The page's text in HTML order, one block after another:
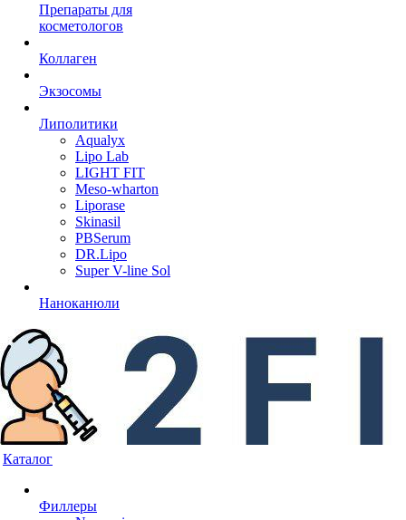
Препараты для
косметологов
Коллаген
Экзосомы
Липолитики
Aqualyx
Lipo Lab
LIGHT FIT
Meso-wharton
Liporase
Skinasil
PBSerum
DR.Lipo
Super V-line Sol
Наноканюли
Каталог
Филлеры